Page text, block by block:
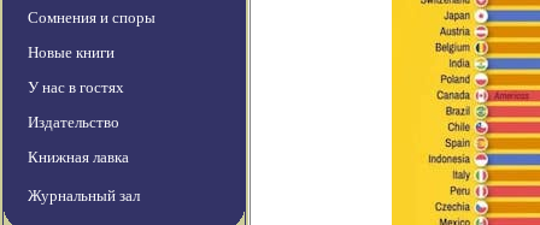
Сомнения и споры
Новые книги
У нас в гостях
Издательство
Книжная лавка
Журнальный зал